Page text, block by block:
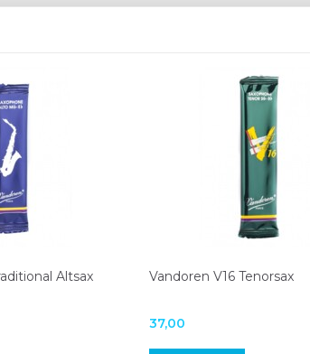
Altsax Vandoren V16 Tenorsax
37,00